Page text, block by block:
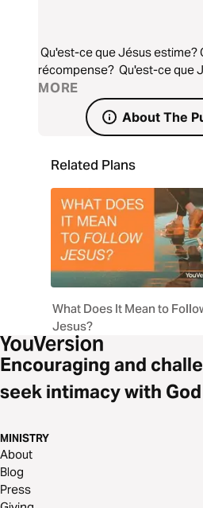
Qu'est-ce que Jésus estime?
récompense? Qu'est-ce que
MORE
About The
Related Plans
What Does It Mean to
Jesus?
Encouraging and
seek intimacy with
MINISTRY
About
Blog
Press